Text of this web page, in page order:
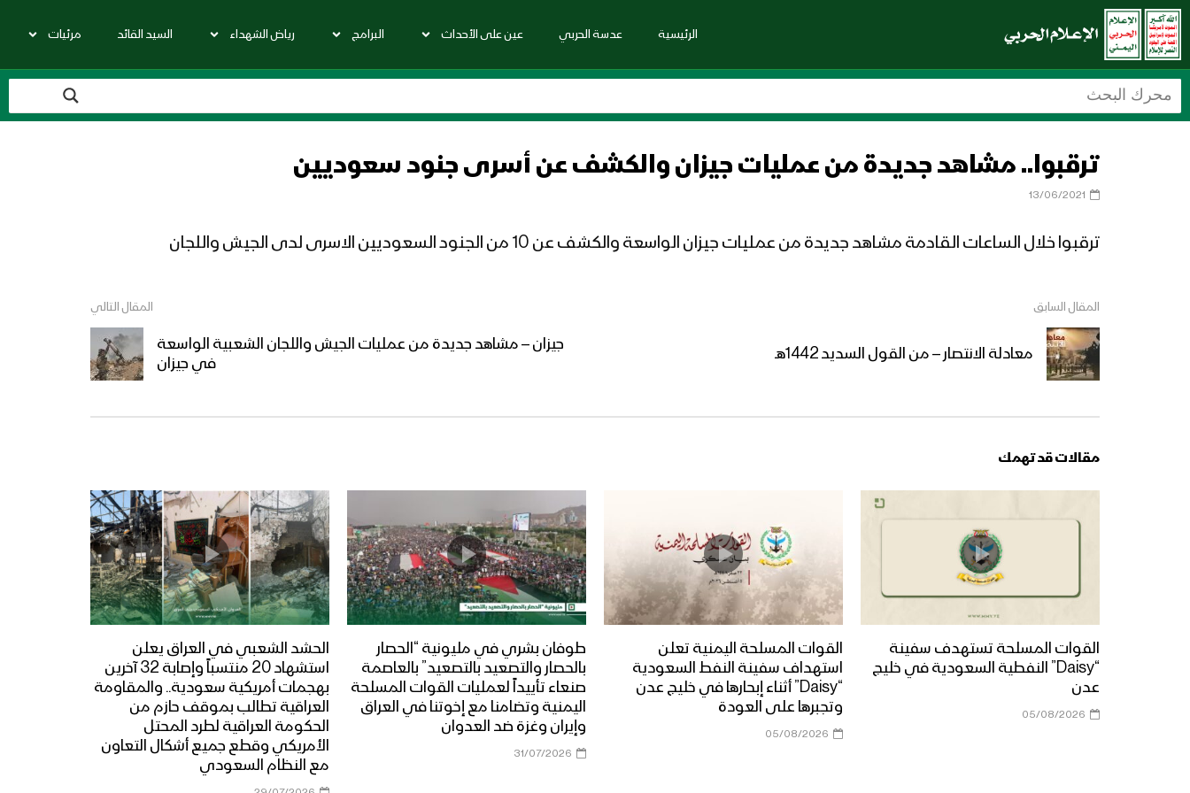
الرئيسية عدسة الحربي عين على الأحداث البرامج رياض الشهداء السيد القائد مرئيات
ترقبوا.. مشاهد جديدة من عمليات جيزان والكشف عن أسرى جنود سعوديين
13/06/2021
ترقبوا خلال الساعات القادمة مشاهد جديدة من عمليات جيزان الواسعة والكشف عن 10 من الجنود السعوديين الاسرى لدى الجيش واللجان
المقال السابق
معادلة الانتصار – من القول السديد 1442هـ
المقال التالي
جيزان – مشاهد جديدة من عمليات الجيش واللجان الشعبية الواسعة
في جيزان
مقالات قد تهمك
القوات المسلحة تستهدف سفينة
“Daisy” النفطية السعودية في خليج
عدن
05/08/2026
القوات المسلحة اليمنية تعلن
استهداف سفينة النفط السعودية
“Daisy” أثناء إبحارها في خليج عدن
وتجبرها على العودة
05/08/2026
طوفان بشري في مليونية “الحصار
بالحصار والتصعيد بالتصعيد” بالعاصمة
صنعاء تأييداً لعمليات القوات المسلحة
اليمنية وتضامنا مع إخوتنا في العراق
وإيران وغزة ضد العدوان
31/07/2026
الحشد الشعبي في العراق يعلن
استشهاد 20 منتسباً وإصابة 32 آخرين
بهجمات أمريكية سعودية.. والمقاومة
العراقية تطالب بموقف حازم من
الحكومة العراقية لطرد المحتل
الأمريكي وقطع جميع أشكال التعاون
مع النظام السعودي